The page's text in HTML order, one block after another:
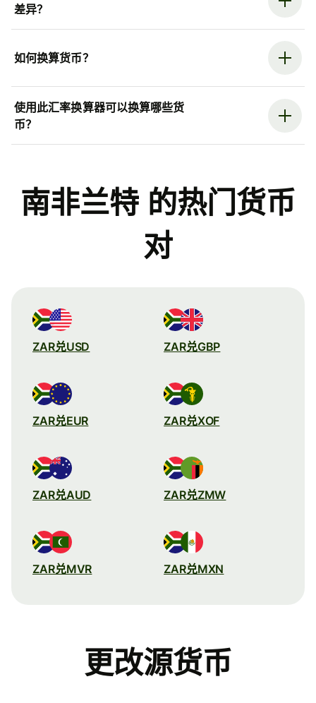
差异？
如何换算货币？
使用此汇率换算器可以换算哪些货
币？
南非兰特 的热门货币
对
ZAR兑USD ZAR兑GBP
ZAR兑EUR ZAR兑XOF
ZAR兑AUD ZAR兑ZMW
ZAR兑MVR ZAR兑MXN
更改源货币